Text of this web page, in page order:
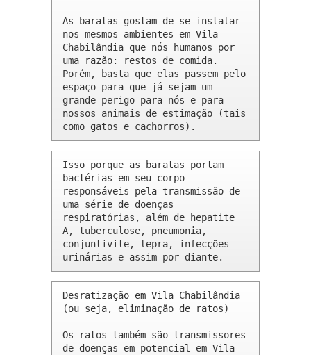
As baratas gostam de se instalar
nos mesmos ambientes em Vila
Chabilândia que nós humanos por
uma razão: restos de comida.
Porém, basta que elas passem pelo
espaço para que já sejam um
grande perigo para nós e para
nossos animais de estimação (tais
como gatos e cachorros).
Isso porque as baratas portam
bactérias em seu corpo
responsáveis pela transmissão de
uma série de doenças
respiratórias, além de hepatite
A, tuberculose, pneumonia,
conjuntivite, lepra, infecções
urinárias e assim por diante.
Desratização em Vila Chabilândia
(ou seja, eliminação de ratos)
Os ratos também são transmissores
de doenças em potencial em Vila